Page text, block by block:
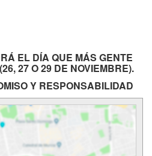
EL DÍA QUE MÁS GENTE
27 O 29 DE NOVIEMBRE).
Y RESPONSABILIDAD